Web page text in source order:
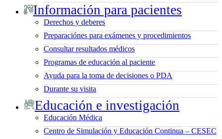
Información para pacientes
Derechos y deberes
Preparaciónes para exámenes y procedimientos
Consultar resultados médicos
Programas de educación al paciente
Ayuda para la toma de decisiones o PDA
Durante su visita
Educación e investigación
Educación Médica
Centro de Simulación y Educación Continua – CESEC